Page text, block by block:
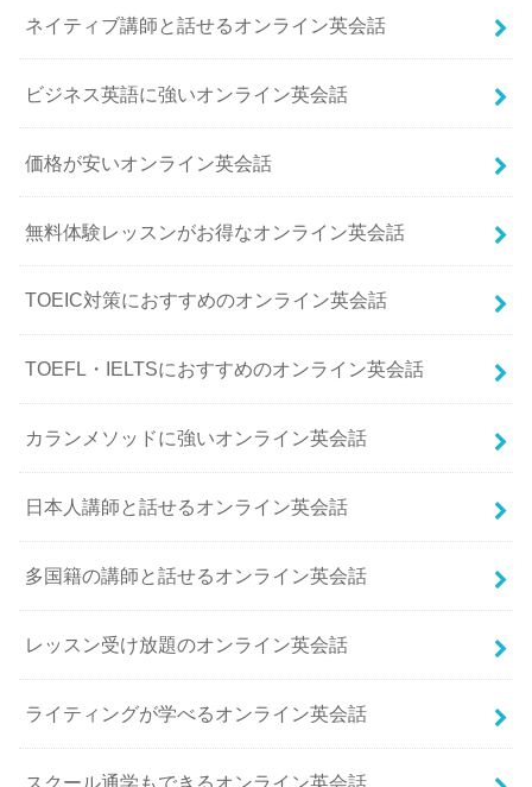
ネイティブ講師と話せるオンライン英会話
ビジネス英語に強いオンライン英会話
価格が安いオンライン英会話
無料体験レッスンがお得なオンライン英会話
TOEIC対策におすすめのオンライン英会話
TOEFL・IELTSにおすすめのオンライン英会話
カランメソッドに強いオンライン英会話
日本人講師と話せるオンライン英会話
多国籍の講師と話せるオンライン英会話
レッスン受け放題のオンライン英会話
ライティングが学べるオンライン英会話
スクール通学もできるオンライン英会話